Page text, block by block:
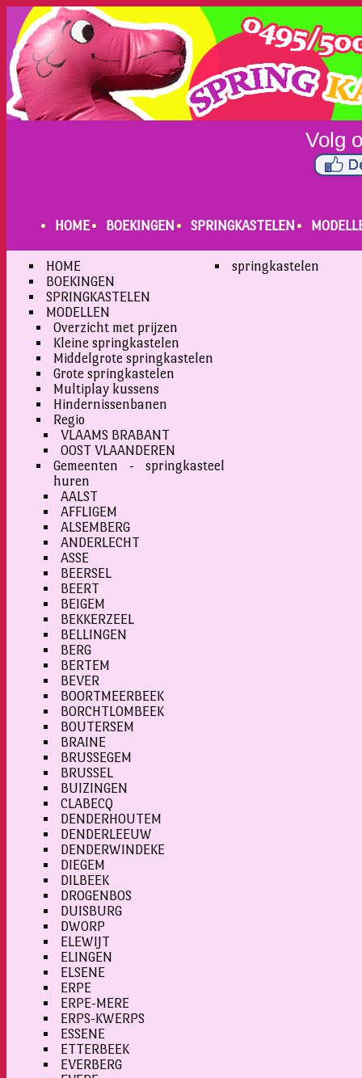
HOME BOEKINGEN SPRINGKASTELEN
HOME
BOEKINGEN
SPRINGKASTELEN
MODELLEN
Overzicht met prijzen
Kleine springkastelen
Middelgrote springkastelen
Grote springkastelen
Multiplay kussens
Hindernissenbanen
Regio
VLAAMS BRABANT
OOST VLAANDEREN
Gemeenten - springkasteel
huren
AALST
AFFLIGEM
ALSEMBERG
ANDERLECHT
ASSE
BEERSEL
BEERT
BEIGEM
BEKKERZEEL
BELLINGEN
BERG
BERTEM
BEVER
BOORTMEERBEEK
BORCHTLOMBEEK
BOUTERSEM
BRAINE
BRUSSEGEM
BRUSSEL
BUIZINGEN
CLABECQ
DENDERHOUTEM
DENDERLEEUW
DENDERWINDEKE
DIEGEM
DILBEEK
DROGENBOS
DUISBURG
DWORP
ELEWIJT
ELINGEN
ELSENE
ERPE
ERPE-MERE
ERPS-KWERPS
ESSENE
ETTERBEEK
EVERBERG
springkastelen